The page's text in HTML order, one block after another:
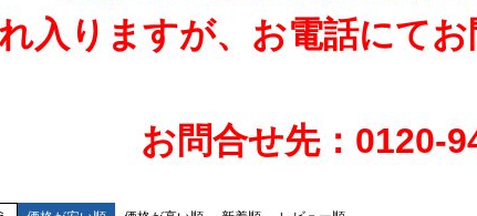
入りますが、お電話にてお
お問合せ先：0120-